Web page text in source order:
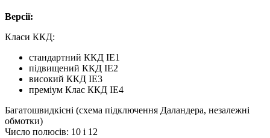
Версії:
Класи ККД:
стандартний ККД IE1
підвищений ККД IE2
високий ККД IE3
преміум Клас ККД IE4
Багатошвидкісні (схема підключення Даландера, незалежні
обмотки)
Число полюсів: 10 і 12